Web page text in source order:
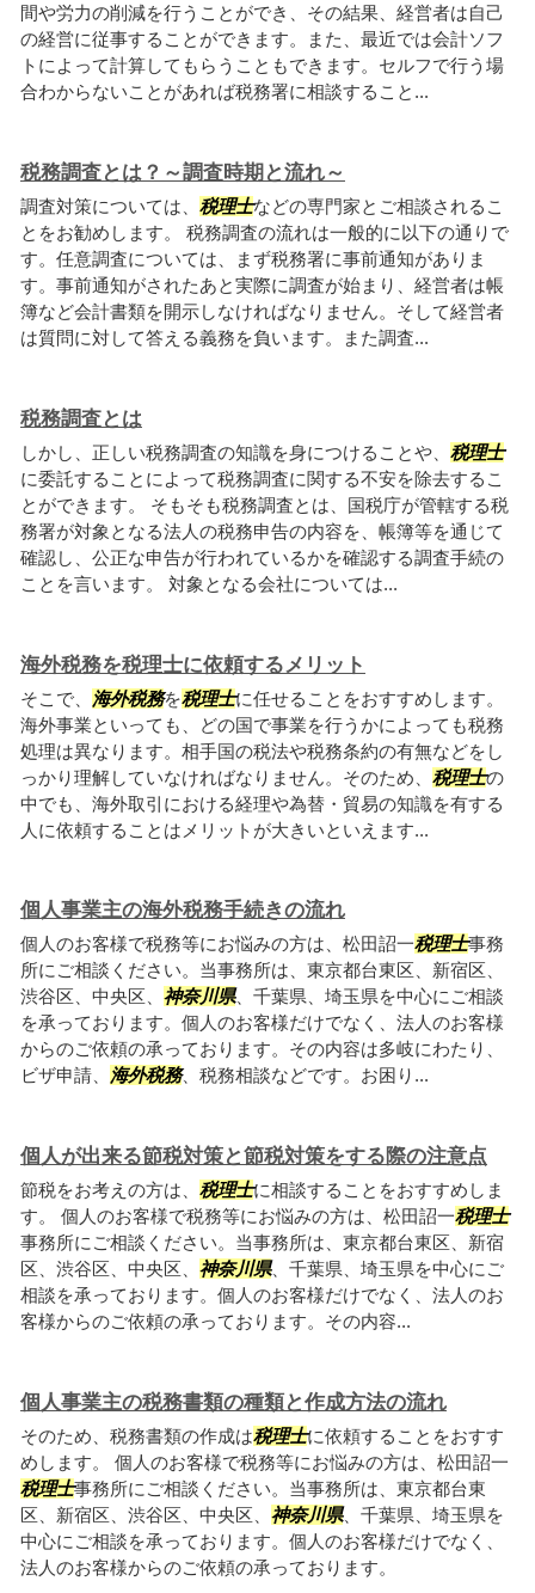
間や労力の削減を行うことができ、その結果、経営者は自己
の経営に従事することができます。また、最近では会計ソフ
トによって計算してもらうこともできます。セルフで行う場
合わからないことがあれば税務署に相談すること...
税務調査とは？～調査時期と流れ～
調査対策については、 税理士などの専門家とご相談されるこ
とをお勧めします。 税務調査の流れは一般的に以下の通りで
す。任意調査については、まず税務署に事前通知がありま
す。事前通知がされたあと実際に調査が始まり、経営者は帳
簿など会計書類を開示しなければなりません。そして経営者
は質問に対して答える義務を負います。また調査...
税務調査とは
しかし、正しい税務調査の知識を身につけることや、 税理士
に委託することによって税務調査に関する不安を除去するこ
とができます。 そもそも税務調査とは、国税庁が管轄する税
務署が対象となる法人の税務申告の内容を、帳簿等を通じて
確認し、公正な申告が行われているかを確認する調査手続の
ことを言います。 対象となる会社については...
海外税務を税理士に依頼するメリット
そこで、 海外税務を税理士に任せることをおすすめします。
海外事業といっても、どの国で事業を行うかによっても税務
処理は異なります。相手国の税法や税務条約の有無などをし
っかり理解していなければなりません。そのため、 税理士の
中でも、海外取引における経理や為替・貿易の知識を有する
人に依頼することはメリットが大きいといえます...
個人事業主の海外税務手続きの流れ
個人のお客様で税務等にお悩みの方は、松田詔一税理士事務
所にご相談ください。当事務所は、東京都台東区、新宿区、
渋谷区、中央区、 神奈川県、千葉県、埼玉県を中心にご相談
を承っております。個人のお客様だけでなく、法人のお客様
からのご依頼の承っております。その内容は多岐にわたり、
ビザ申請、 海外税務、税務相談などです。お困り...
個人が出来る節税対策と節税対策をする際の注意点
節税をお考えの方は、 税理士に相談することをおすすめしま
す。 個人のお客様で税務等にお悩みの方は、松田詔一税理士
事務所にご相談ください。当事務所は、東京都台東区、新宿
区、渋谷区、中央区、 神奈川県、千葉県、埼玉県を中心にご
相談を承っております。個人のお客様だけでなく、法人のお
客様からのご依頼の承っております。その内容...
個人事業主の税務書類の種類と作成方法の流れ
そのため、税務書類の作成は税理士に依頼することをおすす
めします。 個人のお客様で税務等にお悩みの方は、松田詔一
税理士事務所にご相談ください。当事務所は、東京都台東
区、新宿区、渋谷区、中央区、 神奈川県、千葉県、埼玉県を
中心にご相談を承っております。個人のお客様だけでなく、
法人のお客様からのご依頼の承っております。